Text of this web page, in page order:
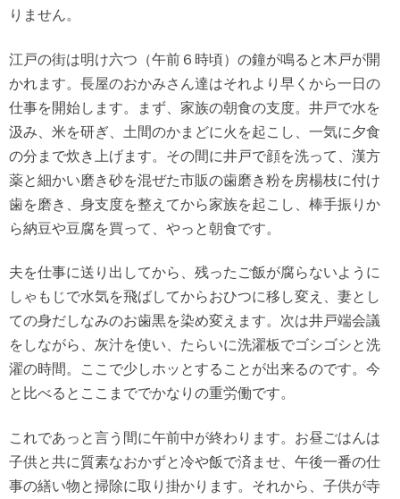
りません。
江戸の街は明け六つ（午前６時頃）の鐘が鳴ると木戸が開
かれます。長屋のおかみさん達はそれより早くから一日の
仕事を開始します。まず、家族の朝食の支度。井戸で水を
汲み、米を研ぎ、土間のかまどに火を起こし、一気に夕食
の分まで炊き上げます。その間に井戸で顔を洗って、漢方
薬と細かい磨き砂を混ぜた市販の歯磨き粉を房楊枝に付け
歯を磨き、身支度を整えてから家族を起こし、棒手振りか
ら納豆や豆腐を買って、やっと朝食です。
夫を仕事に送り出してから、残ったご飯が腐らないように
しゃもじで水気を飛ばしてからおひつに移し変え、妻とし
ての身だしなみのお歯黒を染め変えます。次は井戸端会議
をしながら、灰汁を使い、たらいに洗濯板でゴシゴシと洗
濯の時間。ここで少しホッとすることが出来るのです。今
と比べるとここまででかなりの重労働です。
これであっと言う間に午前中が終わります。お昼ごはんは
子供と共に質素なおかずと冷や飯で済ませ、午後一番の仕
事の繕い物と掃除に取り掛かります。それから、子供が寺